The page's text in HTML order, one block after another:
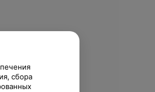
сбора